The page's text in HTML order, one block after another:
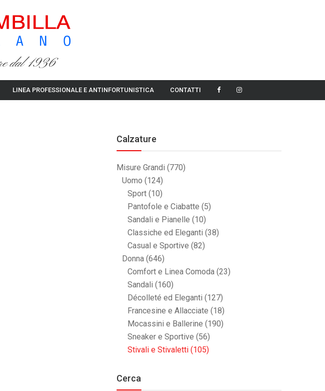
dal 1936
LINEA PROFESSIONALE E ANTINFORTUNISTICA CONTATTI
Calzature
Misure Grandi (770)
Uomo (124)
Sport (10)
Pantofole e Ciabatte (5)
Sandali e Pianelle (10)
Classiche ed Eleganti (38)
Casual e Sportive (82)
Donna (646)
Comfort e Linea Comoda (23)
Sandali (160)
Décolleté ed Eleganti (127)
Francesine e Allacciate (18)
Mocassini e Ballerine (190)
Sneaker e Sportive (56)
Stivali e Stivaletti (105)
Cerca